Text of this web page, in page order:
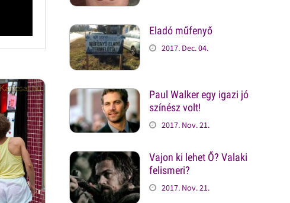
Eladó műfenyő
2017. Dec. 04.
Paul Walker egy igazi jó
színész volt!
2017. Nov. 21.
Vajon ki lehet Ő? Valaki
felismeri?
2017. Nov. 21.